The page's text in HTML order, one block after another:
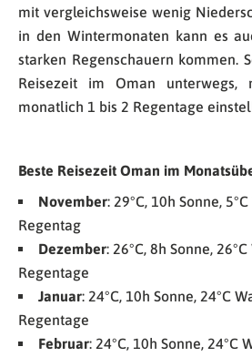
mit vergleichsweise wenig
in den Wintermonaten kann es
starken Regenschauern kommen.
Reisezeit im Oman
monatlich 1 bis 2 Regentage
Beste Reisezeit Oman im
November: 29°C, 10h Sonne,
Regentag
Dezember: 26°C, 8h Sonne,
Regentage
Januar: 24°C, 10h Sonne, 24°C
Regentage
Februar: 24°C, 10h Sonne, 24°C